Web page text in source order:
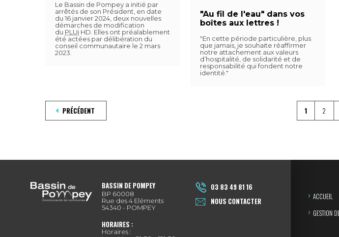
Le Bassin de Pompey a initié par
arrêtés de son Président, en date
du 16 janvier 2024, deux nouvelles
démarches de modification
du PLUi HD. Elles ont préalablement
été actées par délibération du
conseil communautaire le 2 mars
2023.
"Au fil de l'eau" dans vos
boîtes aux lettres !
"En cette période particulière, plus
que jamais, je souhaite réaffirmer
notre attachement aux valeurs
d’hospitalité, de solidarité et de
responsabilité qui fondent notre
identité."
PRÉCÉDENT 1 2
BASSIN DE POMPEY
BP 60008
Rue des 4 Eléments
54340 - POMPEY
HORAIRES :
Horaires :
03 83 49 81 16
NOUS CONTACTER
ACCUEIL
GESTION